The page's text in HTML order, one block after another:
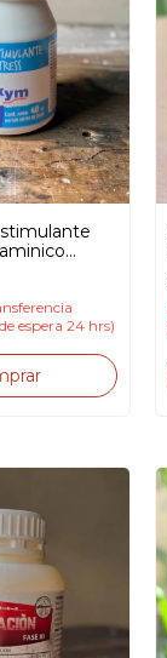
espera 24 hrs)